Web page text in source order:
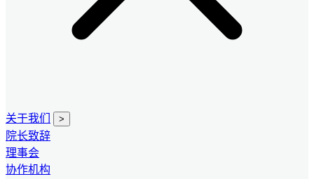
关于我们 >
院长致辞
理事会
协作机构